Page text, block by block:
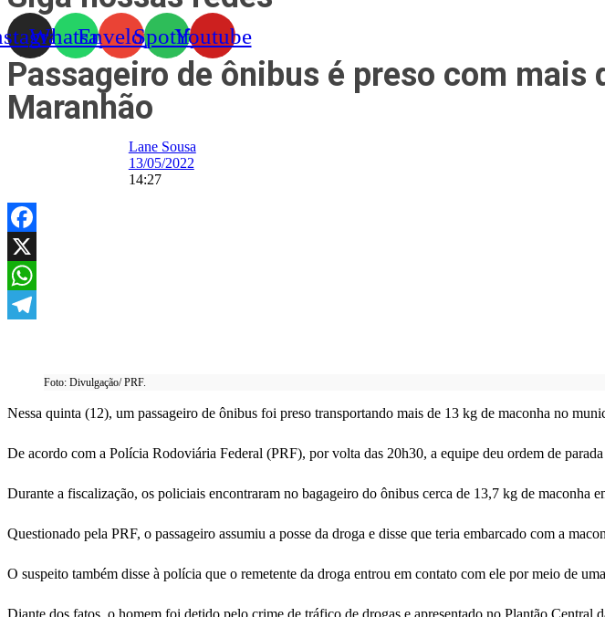
WhatsappEnvelopeSpotifyYoutube
Passageiro de ônibus é preso com
Maranhão
Lane Sousa
13/05/2022
14:27
Facebook
X
WhatsApp
Foto: Divulgação/ PRF.
Nessa quinta (12), um passageiro de ônibus foi preso transportando mais de 13 kg de maconha no
De acordo com a Polícia Rodoviária Federal (PRF), por volta das 20h30, a equipe deu ordem de
Durante a fiscalização, os policiais encontraram no bagageiro do ônibus cerca de 13,7 kg de maconha
Questionado pela PRF, o passageiro assumiu a posse da droga e disse que teria embarcado com a
O suspeito também disse à polícia que o remetente da droga entrou em contato com ele por meio de
Diante dos fatos, o homem foi detido pelo crime de tráfico de drogas e apresentado no Plantão Central